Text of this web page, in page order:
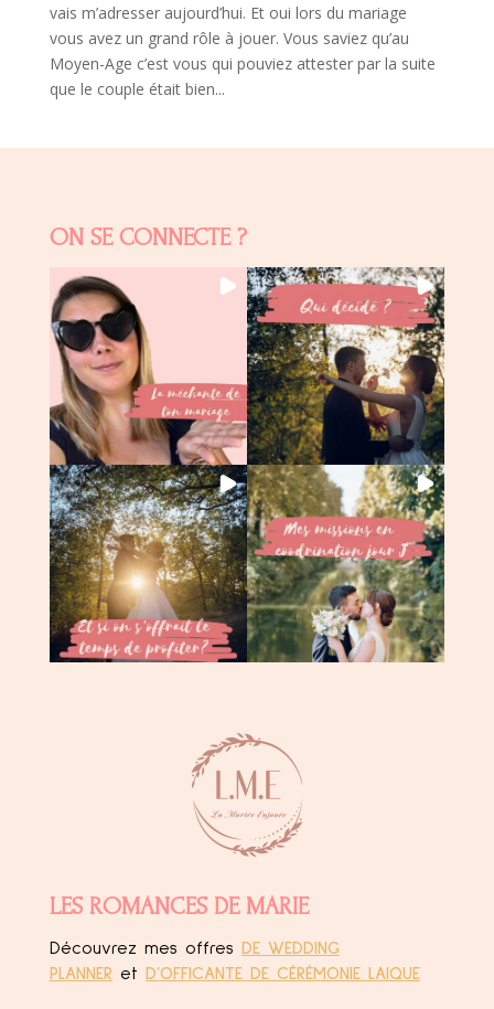
vais m’adresser aujourd’hui. Et oui lors du mariage
vous avez un grand rôle à jouer. Vous saviez qu’au
Moyen-Age c’est vous qui pouviez attester par la suite
que le couple était bien...
ON SE CONNECTE ?
LES ROMANCES DE MARIE
Découvrez mes offres
DE WEDDING
PLANNER et D’OFFICANTE DE CÉRÉMONIE LAIQUE